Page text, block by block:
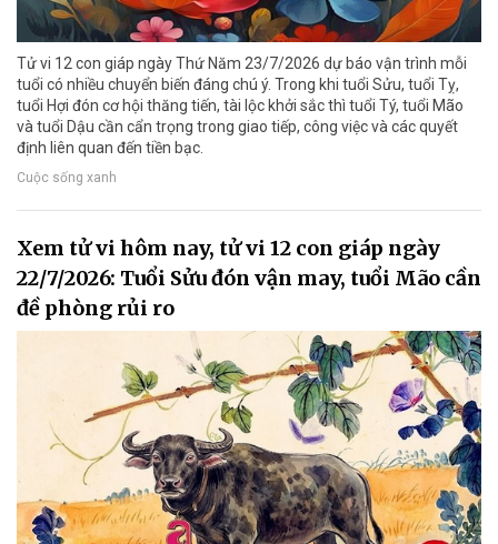
Tử vi 12 con giáp ngày Thứ Năm 23/7/2026 dự báo vận trình mỗi
tuổi có nhiều chuyển biến đáng chú ý. Trong khi tuổi Sửu, tuổi Tỵ,
tuổi Hợi đón cơ hội thăng tiến, tài lộc khởi sắc thì tuổi Tý, tuổi Mão
và tuổi Dậu cần cẩn trọng trong giao tiếp, công việc và các quyết
định liên quan đến tiền bạc.
Cuộc sống xanh
Xem tử vi hôm nay, tử vi 12 con giáp ngày
22/7/2026: Tuổi Sửu đón vận may, tuổi Mão cần
đề phòng rủi ro